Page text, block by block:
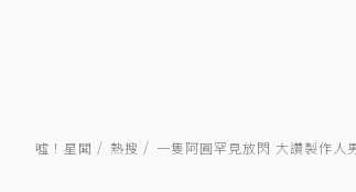
噓！星聞 熱搜 一隻阿圓罕見放閃 大讚製作人